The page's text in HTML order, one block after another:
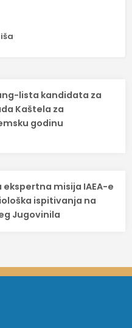
lista kandidata za
Kaštela za
godinu
misija IAEA-e
ispitivanja na
Jugovinila